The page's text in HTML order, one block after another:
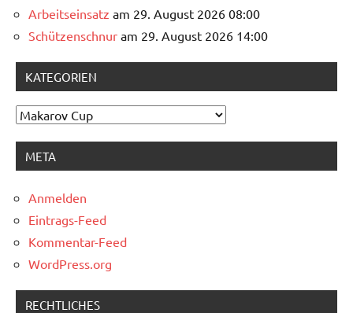
Arbeitseinsatz am 29. August 2026 08:00
Schützenschnur am 29. August 2026 14:00
KATEGORIEN
Kategorien
META
Anmelden
Eintrags-Feed
Kommentar-Feed
WordPress.org
RECHTLICHES